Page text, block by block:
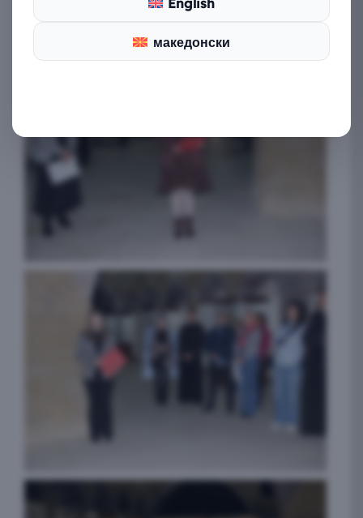
English
македонски